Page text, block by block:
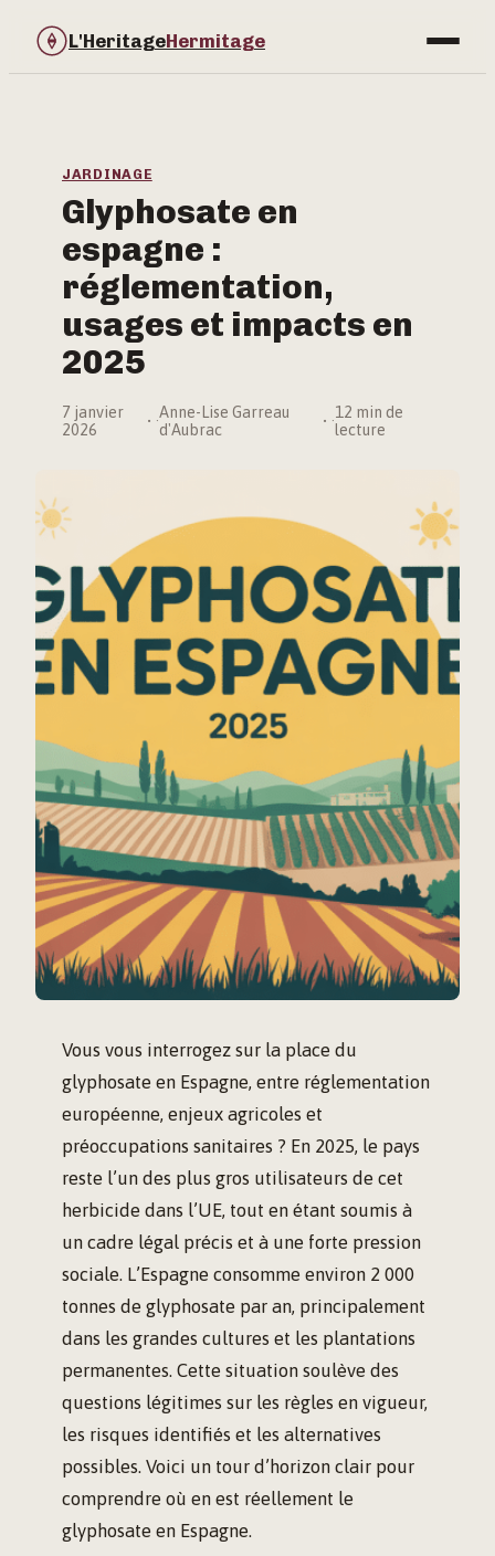
L'HeritageHermitage
Immobilier
Jardinage
Maison & Déco
JARDINAGE
Glyphosate en
espagne :
réglementation,
usages et impacts en
2025
7 janvier
2026
·Anne-Lise Garreau
d'Aubrac
·12 min de
lecture
Vous vous interrogez sur la place du
glyphosate en Espagne, entre réglementation
européenne, enjeux agricoles et
préoccupations sanitaires ? En 2025, le pays
reste l’un des plus gros utilisateurs de cet
herbicide dans l’UE, tout en étant soumis à
un cadre légal précis et à une forte pression
sociale. L’Espagne consomme environ 2 000
tonnes de glyphosate par an, principalement
dans les grandes cultures et les plantations
permanentes. Cette situation soulève des
questions légitimes sur les règles en vigueur,
les risques identifiés et les alternatives
possibles. Voici un tour d’horizon clair pour
comprendre où en est réellement le
glyphosate en Espagne.